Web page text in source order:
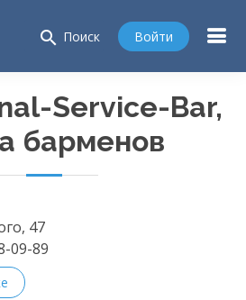
search Поиск Войти
Service-Bar,
барменов
47
09-89